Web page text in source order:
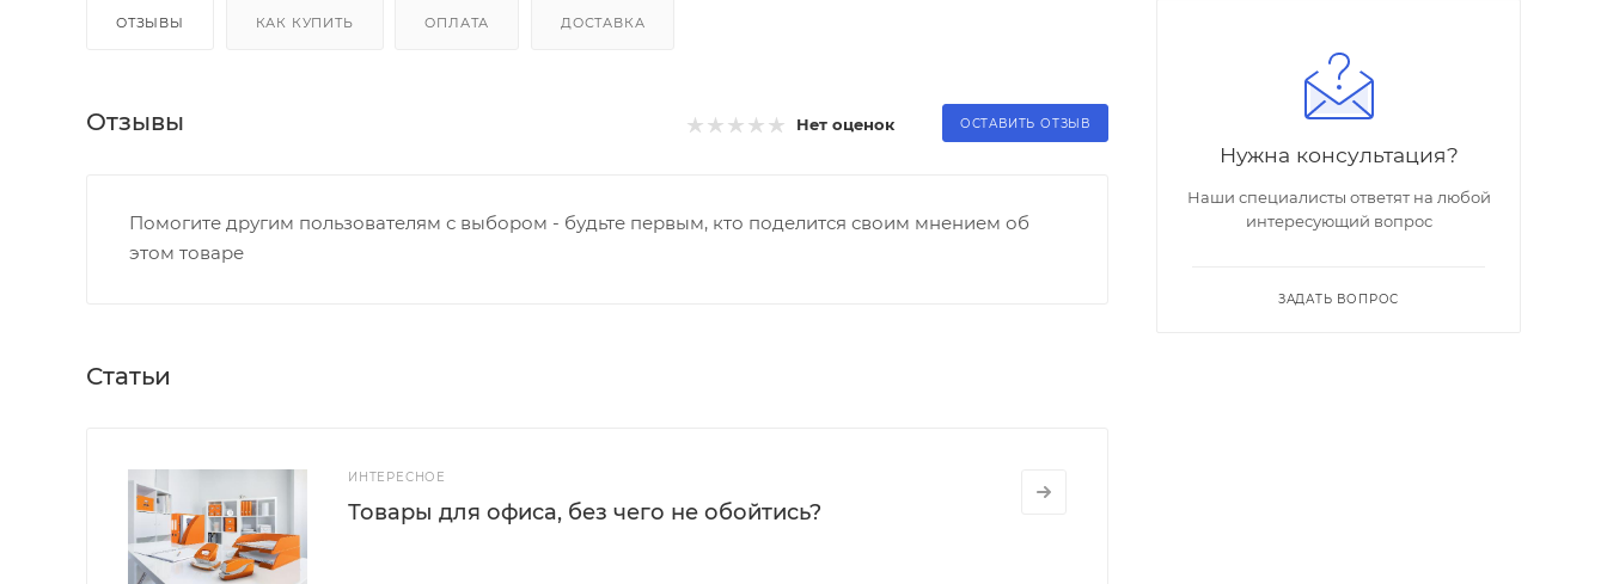
ОТЗЫВЫ КАК КУПИТЬ ОПЛАТА ДОСТАВКА
Отзывы Нет оценок ОСТАВИТЬ ОТЗЫВ
Помогите другим пользователям с выбором - будьте первым, кто поделится своим мнением об
этом товаре
Статьи
ИНТЕРЕСНОЕ
Товары для офиса, без чего не обойтись?
Нужна консультация?
Наши специалисты ответят на любой
интересующий вопрос
ЗАДАТЬ ВОПРОС